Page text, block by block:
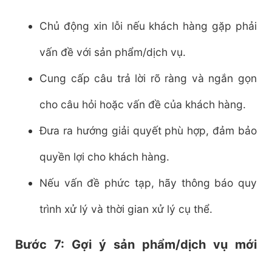
Chủ động xin lỗi nếu khách hàng gặp phải
vấn đề với sản phẩm/dịch vụ.
Cung cấp câu trả lời rõ ràng và ngắn gọn
cho câu hỏi hoặc vấn đề của khách hàng.
Đưa ra hướng giải quyết phù hợp, đảm bảo
quyền lợi cho khách hàng.
Nếu vấn đề phức tạp, hãy thông báo quy
trình xử lý và thời gian xử lý cụ thể.
Bước 7: Gợi ý sản phẩm/dịch vụ mới